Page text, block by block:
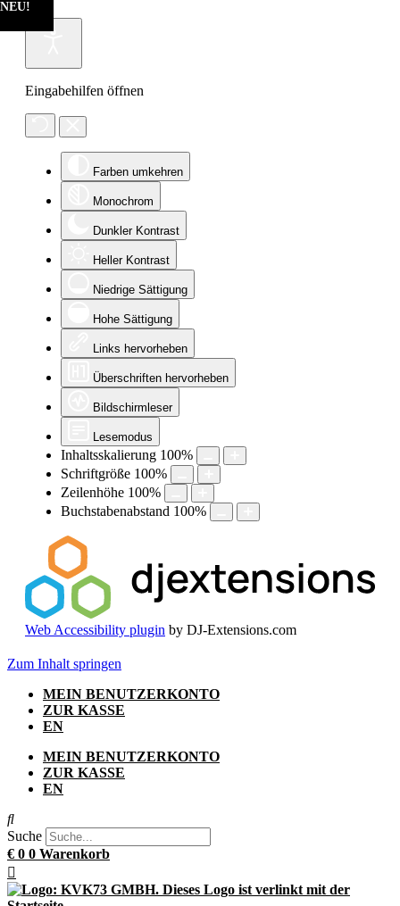
Eingabehilfen öffnen
Farben umkehren
Monochrom
Dunkler Kontrast
Heller Kontrast
Niedrige Sättigung
Hohe Sättigung
Links hervorheben
Überschriften hervorheben
Bildschirmleser
Lesemodus
Inhaltsskalierung 100%
Schriftgröße 100%
Zeilenhöhe 100%
Buchstabenabstand 100%
Web Accessibility plugin by DJ-Extensions.com
Zum Inhalt springen
MEIN BENUTZERKONTO
ZUR KASSE
EN
MEIN BENUTZERKONTO
ZUR KASSE
EN
Suche
€ 0 0 Warenkorb
NEU!
NEU!
NEU!
NEU!